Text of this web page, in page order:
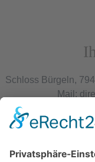
Schloss Bürgeln,
Mail: